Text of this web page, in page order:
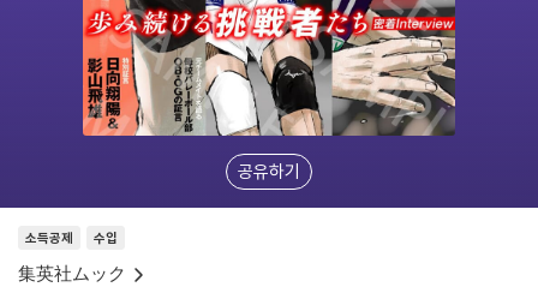
공유하기
소득공제 수입
集英社ムック